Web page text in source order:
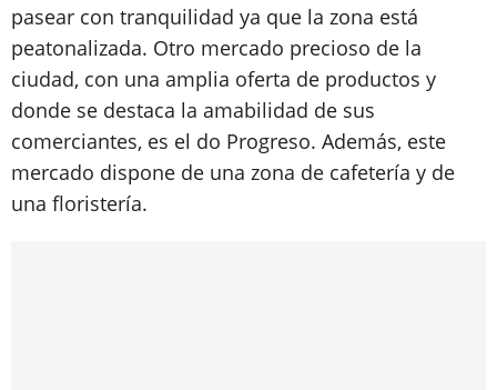
pasear con tranquilidad ya que la zona está
peatonalizada. Otro mercado precioso de la
ciudad, con una amplia oferta de productos y
donde se destaca la amabilidad de sus
comerciantes, es el do Progreso. Además, este
mercado dispone de una zona de cafetería y de
una floristería.